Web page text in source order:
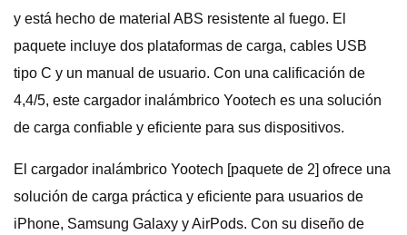
y está hecho de material ABS resistente al fuego. El
paquete incluye dos plataformas de carga, cables USB
tipo C y un manual de usuario. Con una calificación de
4,4/5, este cargador inalámbrico Yootech es una solución
de carga confiable y eficiente para sus dispositivos.
El cargador inalámbrico Yootech [paquete de 2] ofrece una
solución de carga práctica y eficiente para usuarios de
iPhone, Samsung Galaxy y AirPods. Con su diseño de